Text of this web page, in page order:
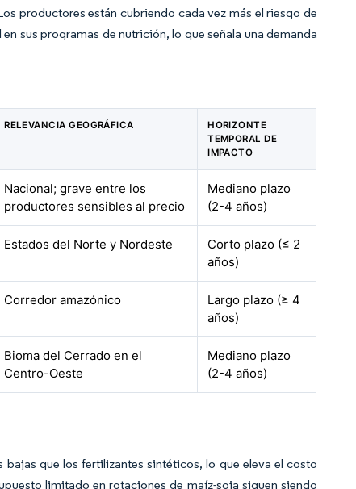
productores están cubriendo cada vez más el riesgo de
sus programas de nutrición, lo que señala una demanda
RELEVANCIA GEOGRÁFICA
HORIZONTE
TEMPORAL DE
IMPACTO
Nacional; grave entre los
productores sensibles al precio
Mediano plazo
(2-4 años)
Estados del Norte y Nordeste
Corto plazo (≤ 2
años)
Corredor amazónico
Largo plazo (≥ 4
años)
Bioma del Cerrado en el
Centro-Oeste
Mediano plazo
(2-4 años)
que los fertilizantes sintéticos, lo que eleva el costo
limitado en rotaciones de maíz-soja siguen siendo